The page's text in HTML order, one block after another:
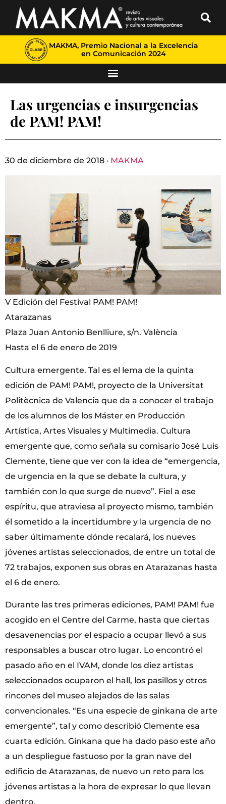
MAKMA, Premio Nacional a la Excelencia
en Comunicación 2024
Las urgencias e insurgencias
de PAM! PAM!
30 de diciembre de 2018 · MAKMA
V Edición del Festival PAM! PAM!
Atarazanas
Plaza Juan Antonio Benlliure, s/n. València
Hasta el 6 de enero de 2019
Cultura emergente. Tal es el lema de la quinta
edición de PAM! PAM!, proyecto de la Universitat
Politècnica de Valencia que da a conocer el trabajo
de los alumnos de los Máster en Producción
Artística, Artes Visuales y Multimedia. Cultura
emergente que, como señala su comisario José Luis
Clemente, tiene que ver con la idea de “emergencia,
de urgencia en la que se debate la cultura, y
también con lo que surge de nuevo”. Fiel a ese
espíritu, que atraviesa al proyecto mismo, también
él sometido a la incertidumbre y la urgencia de no
saber últimamente dónde recalará, los nueves
jóvenes artistas seleccionados, de entre un total de
72 trabajos, exponen sus obras en Atarazanas hasta
el 6 de enero.
Durante las tres primeras ediciones, PAM! PAM! fue
acogido en el Centre del Carme, hasta que ciertas
desavenencias por el espacio a ocupar llevó a sus
responsables a buscar otro lugar. Lo encontró el
pasado año en el IVAM, donde los diez artistas
seleccionados ocuparon el hall, los pasillos y otros
rincones del museo alejados de las salas
convencionales. “Es una especie de ginkana de arte
emergente”, tal y como describió Clemente esa
cuarta edición. Ginkana que ha dado paso este año
a un despliegue fastuoso por la gran nave del
edificio de Atarazanas, de nuevo un reto para los
jóvenes artistas a la hora de expresar lo que llevan
dentro.